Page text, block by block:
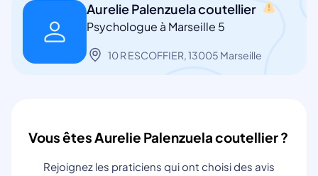
Aurelie Palenzuela coutellier
Psychologue à Marseille 5
10 R ESCOFFIER, 13005 Marseille
Vous êtes Aurelie Palenzuela coutellier ?
Rejoignez les praticiens qui ont choisi des avis